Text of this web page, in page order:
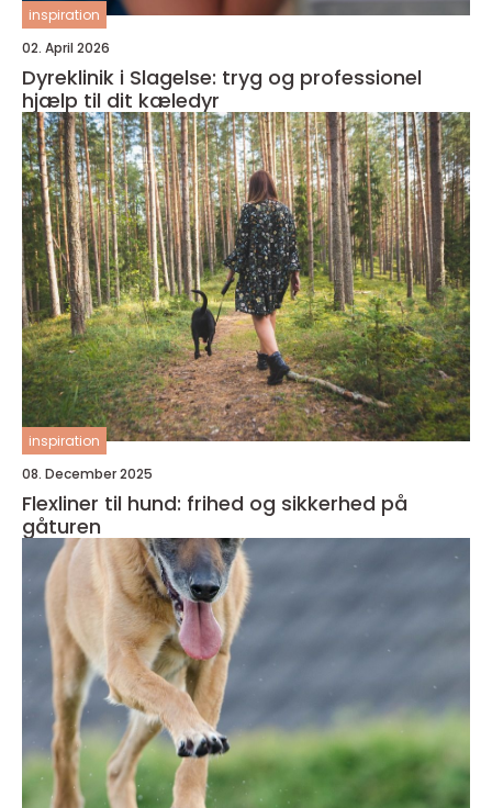
inspiration
02. April 2026
Dyreklinik i Slagelse: tryg og professionel
hjælp til dit kæledyr
inspiration
08. December 2025
Flexliner til hund: frihed og sikkerhed på
gåturen